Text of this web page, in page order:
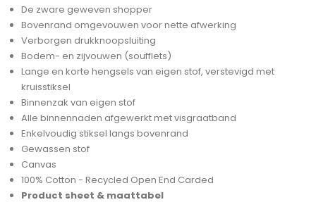
De zware geweven shopper
Bovenrand omgevouwen voor nette afwerking
Verborgen drukknoopsluiting
Bodem- en zijvouwen (soufflets)
Lange en korte hengsels van eigen stof, verstevigd met
kruisstiksel
Binnenzak van eigen stof
Alle binnennaden afgewerkt met visgraatband
Enkelvoudig stiksel langs bovenrand
Gewassen stof
Canvas
100% Cotton - Recycled Open End Carded
Product sheet & maattabel